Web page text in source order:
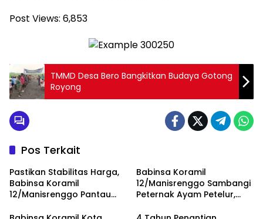
Post Views: 6,853
TMMD Desa Bero Bangkitkan Budaya Gotong
Royong
Pos Terkait
Pastikan Stabilitas Harga,
Babinsa Koramil
12/Manisrenggo Pantau
Klewer
Babinsa Koramil
12/Manisrenggo Sambangi
Peternak Ayam Petelur,
Dan Perekonomian Warga